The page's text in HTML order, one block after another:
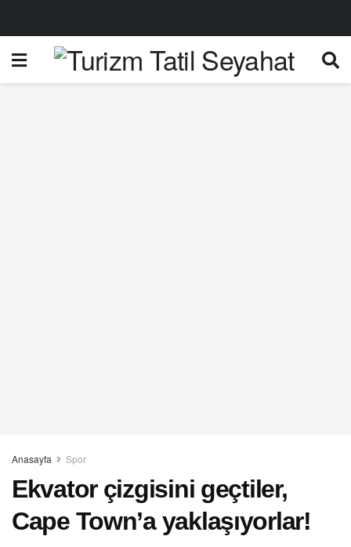
Anasayfa Spor
Ekvator çizgisini geçtiler,
Cape Town’a yaklaşıyorlar!